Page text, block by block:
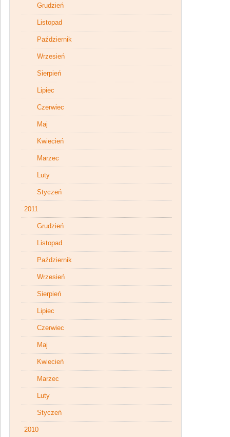
Grudzień
Listopad
Październik
Wrzesień
Sierpień
Lipiec
Czerwiec
Maj
Kwiecień
Marzec
Luty
Styczeń
2011
Grudzień
Listopad
Październik
Wrzesień
Sierpień
Lipiec
Czerwiec
Maj
Kwiecień
Marzec
Luty
Styczeń
2010